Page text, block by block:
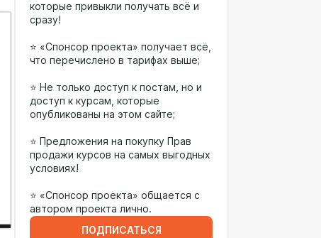
которые привыкли получать всё и
сразу!
⭐️ «Спонсор проекта» получает всё,
что перечислено в тарифах выше;
⭐️ Не только доступ к постам, но и
доступ к курсам, которые
опубликованы на этом сайте;
⭐️ Предложения на покупку Прав
продажи курсов на самых выгодных
условиях!
⭐️ «Спонсор проекта» общается с
автором проекта лично.
ПОДПИСАТЬСЯ